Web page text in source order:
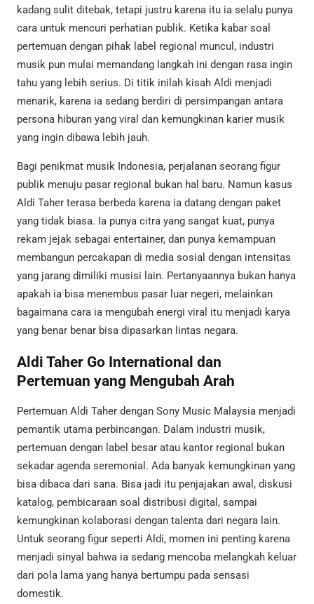
kadang sulit ditebak, tetapi justru karena itu ia selalu punya
cara untuk mencuri perhatian publik. Ketika kabar soal
pertemuan dengan pihak label regional muncul, industri
musik pun mulai memandang langkah ini dengan rasa ingin
tahu yang lebih serius. Di titik inilah kisah Aldi menjadi
menarik, karena ia sedang berdiri di persimpangan antara
persona hiburan yang viral dan kemungkinan karier musik
yang ingin dibawa lebih jauh.
Bagi penikmat musik Indonesia, perjalanan seorang figur
publik menuju pasar regional bukan hal baru. Namun kasus
Aldi Taher terasa berbeda karena ia datang dengan paket
yang tidak biasa. Ia punya citra yang sangat kuat, punya
rekam jejak sebagai entertainer, dan punya kemampuan
membangun percakapan di media sosial dengan intensitas
yang jarang dimiliki musisi lain. Pertanyaannya bukan hanya
apakah ia bisa menembus pasar luar negeri, melainkan
bagaimana cara ia mengubah energi viral itu menjadi karya
yang benar benar bisa dipasarkan lintas negara.
Aldi Taher Go International dan
Pertemuan yang Mengubah Arah
Pertemuan Aldi Taher dengan Sony Music Malaysia menjadi
pemantik utama perbincangan. Dalam industri musik,
pertemuan dengan label besar atau kantor regional bukan
sekadar agenda seremonial. Ada banyak kemungkinan yang
bisa dibaca dari sana. Bisa jadi itu penjajakan awal, diskusi
katalog, pembicaraan soal distribusi digital, sampai
kemungkinan kolaborasi dengan talenta dari negara lain.
Untuk seorang figur seperti Aldi, momen ini penting karena
menjadi sinyal bahwa ia sedang mencoba melangkah keluar
dari pola lama yang hanya bertumpu pada sensasi
domestik.